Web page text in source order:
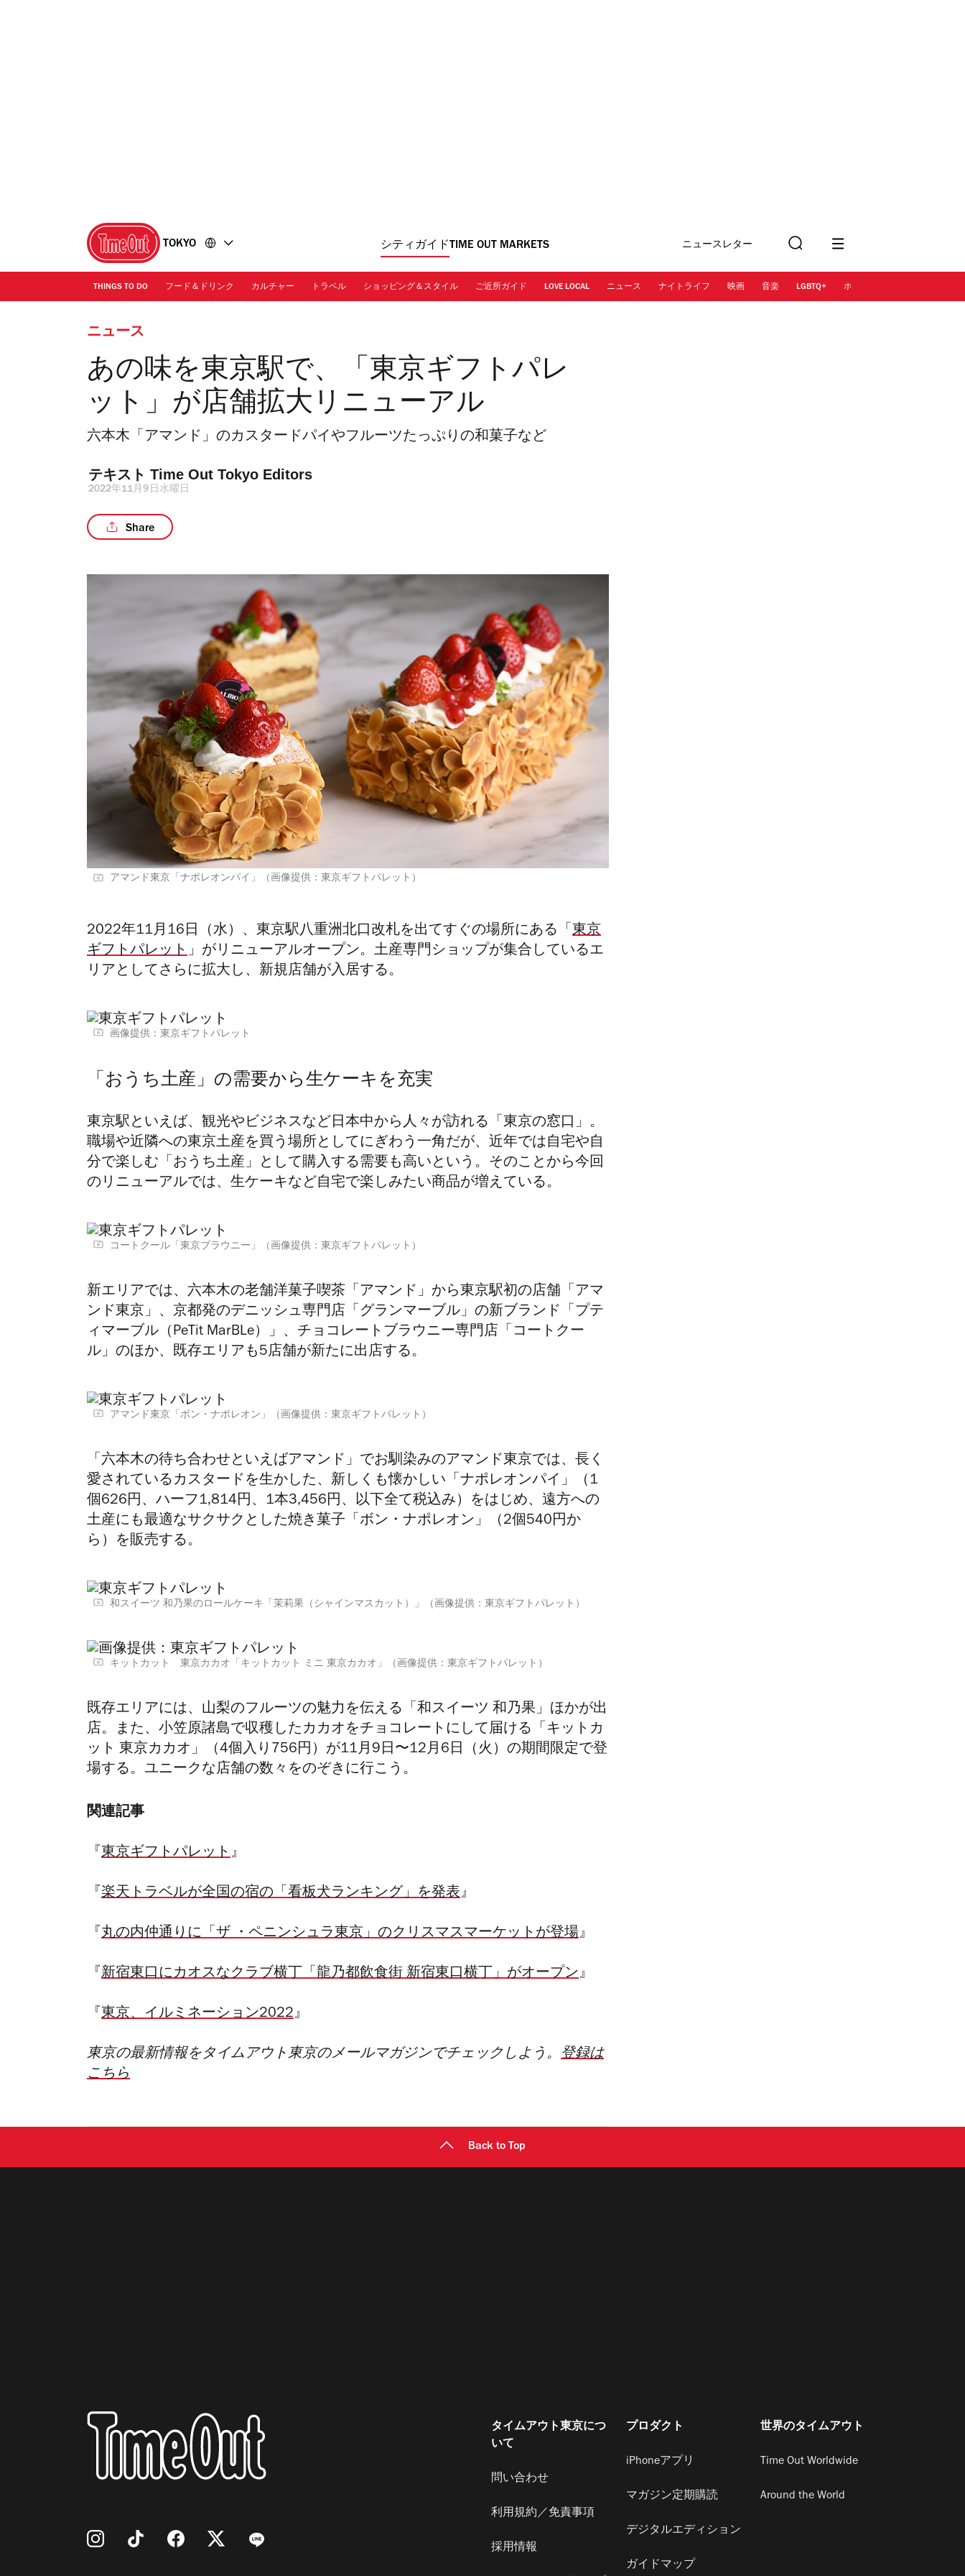
TOKYO シティガイド TIME OUT MARKETS ニュースレター
に登録
索
THINGS TO DO フード＆ドリンク カルチャー トラベル ショッピング＆スタイル ご近所ガイド LOVE LOCAL ニュース ナイトライフ 映画 音楽 LGBTQ+ ホテル
ニュース
あの味を東京駅で、「東京ギフトパレ
ット」が店舗拡大リニューアル
六本木「アマンド」のカスタードパイやフルーツたっぷりの和菓子など
テキスト Time Out Tokyo Editors
2022年11月9日水曜日
Share
アマンド東京「ナポレオンパイ」（画像提供：東京ギフトパレット）
2022年11月16日（水）、東京駅八重洲北口改札を出てすぐの場所にある「 東京
ギフトパレット」がリニューアルオープン。土産専門ショップが集合しているエ
リアとしてさらに拡大し、新規店舗が入居する。
画像提供：東京ギフトパレット
「おうち土産」の需要から生ケーキを充実
東京駅といえば、観光やビジネスなど日本中から人々が訪れる「東京の窓口」。
職場や近隣への東京土産を買う場所としてにぎわう一角だが、近年では自宅や自
分で楽しむ「おうち土産」として購入する需要も高いという。そのことから今回
のリニューアルでは、生ケーキなど自宅で楽しみたい商品が増えている。
コートクール「東京ブラウニー」（画像提供：東京ギフトパレット）
新エリアでは、六本木の老舗洋菓子喫茶「アマンド」から東京駅初の店舗「アマ
ンド東京」、京都発のデニッシュ専門店「グランマーブル」の新ブランド「プテ
ィマーブル（PeTit MarBLe）」、チョコレートブラウニー専門店「コートクー
ル」のほか、既存エリアも5店舗が新たに出店する。
アマンド東京「ボン・ナポレオン」（画像提供：東京ギフトパレット）
「六本木の待ち合わせといえばアマンド」でお馴染みのアマンド東京では、長く
愛されているカスタードを生かした、新しくも懐かしい「ナポレオンパイ」（1
個626円、ハーフ1,814円、1本3,456円、以下全て税込み）をはじめ、遠方への
土産にも最適なサクサクとした焼き菓子「ボン・ナポレオン」（2個540円か
ら）を販売する。
和スイーツ 和乃果のロールケーキ「茉莉果（シャインマスカット）」（画像提供：東京ギフトパレット）
キットカット 東京カカオ「キットカット ミニ 東京カカオ」（画像提供：東京ギフトパレット）
既存エリアには、山梨のフルーツの魅力を伝える「和スイーツ 和乃果」ほかが出
店。また、小笠原諸島で収穫したカカオをチョコレートにして届ける「キットカ
ット 東京カカオ」（4個入り756円）が11月9日〜12月6日（火）の期間限定で登
場する。ユニークな店舗の数々をのぞきに行こう。
関連記事
『 東京ギフトパレット』
『 楽天トラベルが全国の宿の「看板犬ランキング」を発表』
『 丸の内仲通りに「ザ ・ペニンシュラ東京」のクリスマスマーケットが登場』
『 新宿東口にカオスなクラブ横丁「龍乃都飲食街 新宿東口横丁」がオープン』
『 東京、イルミネーション2022』
東京の最新情報をタイムアウト東京のメールマガジンでチェックしよう。 登録は
こちら
Back to Top
タイムアウト東京につ
いて
問い合わせ
利用規約／免責事項
採用情報
プロダクト
iPhoneアプリ
マガジン定期購読
デジタルエディション
ガイドマップ
世界のタイムアウト
Time Out Worldwide
Around the World